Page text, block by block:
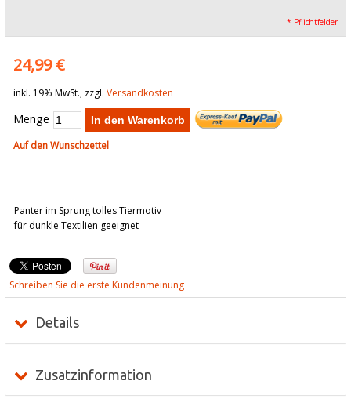
Panter im Sprung tolles Tiermotiv
für dunkle Textilien geeignet
* Pflichtfelder
24,99 €
inkl. 19% MwSt., zzgl. Versandkosten
Menge In den Warenkorb
Auf den Wunschzettel
Schreiben Sie die erste Kundenmeinung
Details
Zusatzinformation